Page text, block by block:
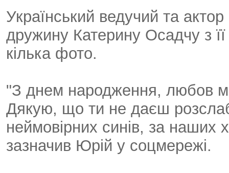
Український ведучий та
дружину Катерину Осадчу з
кілька фото.
"З днем народження, любов
Дякую, що ти не даєш
неймовірних синів, за наших
зазначив Юрій у соцмережі.